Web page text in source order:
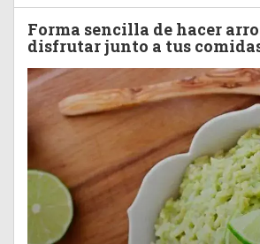
Forma sencilla de hacer
disfrutar junto a tus